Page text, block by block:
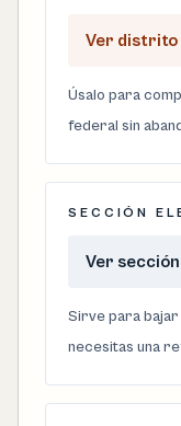
Ver distrito
Úsalo para
federal sin
SECCIÓN
Ver
Sirve para
necesitas una